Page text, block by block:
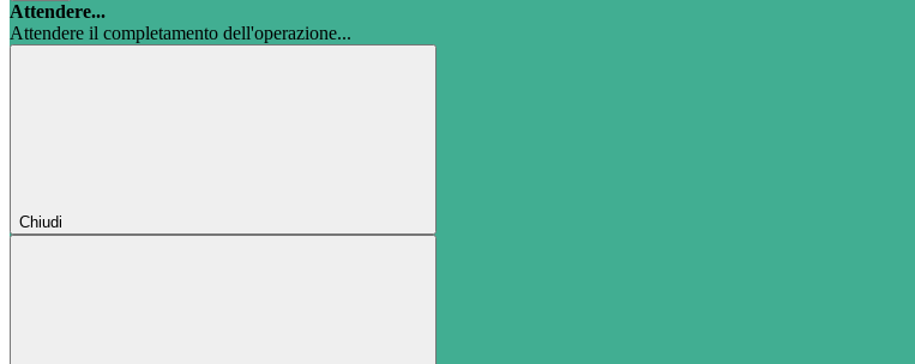
Attendere...
Attendere il completamento dell'operazione...
Chiudi